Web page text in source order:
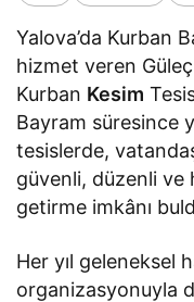
Yalova’da Kurban
hizmet veren
Kurban Kesim
Bayram süresince
tesislerde,
güvenli, düzenli
getirme imkânı
Her yıl geleneksel
organizasyonuyla